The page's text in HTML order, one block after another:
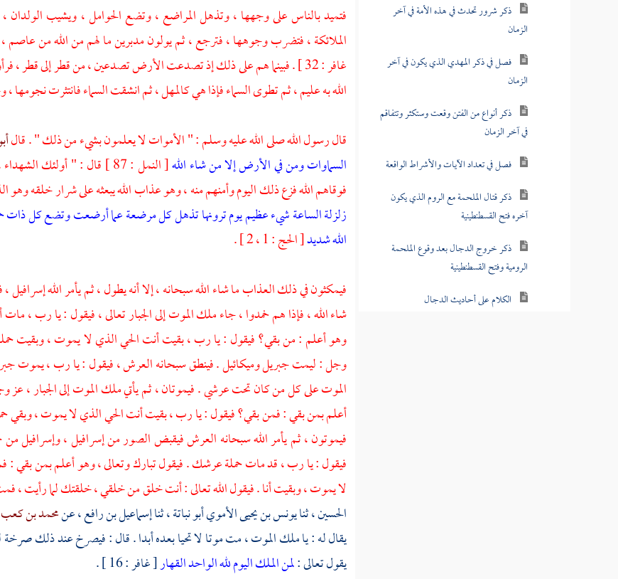
ذكر شرور تحدث في هذه الأمة في آخر
الزمان
فصل في ذكر المهدي الذي يكون في آخر
الزمان
ذكر أنواع من الفتن وقعت وستكثر وتتفاقم
في آخر الزمان
فصل في تعداد الآيات والأشراط الواقعة
ذكر قتال الملحمة مع الروم الذي يكون
آخره فتح القسطنطينية
ذكر خروج الدجال بعد وقوع الملحمة
الرومية وفتح القسطنطينية
الكلام على أحاديث الدجال
فتميد بالناس على وجهها ، وتذهل المراضع ، وتضع الحوامل ، ويشيب الولدان ،
الملائكة ، فتضرب وجوهها ، فترجع ، ثم يولون مدبرين ما لهم من الله من عاصم
غافر : 32 ] . فبينما هم على ذلك إذ تصدعت الأرض تصدعين ، من قطر إلى قطر ،
الله به عليم ، ثم تطوى السماء فإذا هي كالمهل ، ثم انشقت السماء فانتثرت
قال رسول الله صلى الله عليه وسلم : " الأموات لا يعلمون بشيء من ذلك " . قال
السماوات ومن في الأرض إلا من شاء الله[ النمل : 87 ] قال : " أولئك الشهداء ، إنما
فوقاهم الله فزع ذلك اليوم وأمنهم منه ، وهو عذاب الله يبعثه على شرار خلقه وهو
زلزلة الساعة شيء عظيم يوم ترونها تذهل كل مرضعة عما أرضعت وتضع كل
الله شديد[ الحج : 1 ، 2 ] .
فيمكثون في ذلك العذاب ما شاء الله سبحانه ، إلا أنه يطول ، ثم يأمر اللهإسرافيل ،
شاء الله ، فإذا هم خمدوا ، جاء ملك الموت إلى الجبار تعالى ، فيقول : يا رب ،
وهو أعلم : من بقي؟ فيقول : يا رب ، بقيت أنت الحي الذي لا يموت ، وبقيت
وجل : ليمتجبريلوميكائيل. فينطق سبحانه العرش ، فيقول : يا رب ، يموت
الموت على كل من كان تحت عرشي . فيموتان ، ثم يأتي ملك الموت إلى الجبار ،
أعلم بمن بقي : فمن بقي؟ فيقول : يا رب ، بقيت أنت الحي الذي لا يموت ، وبقي
فيموتون ، ثم يأمر الله سبحانه العرش فيقبض الصور من إسرافيل ، وإسرافيل
فيقول : يا رب ، قد مات حملة عرشك . فيقول تبارك وتعالى ، وهو أعلم بمن بقي
لا يموت ، وبقيت أنا . فيقول الله تعالى : أنت خلق من خلقي ، خلقتك لما رأيت ،
الحسين ،ثنايونس بن يحيى الأموي أبو نباتة ،ثناإسماعيل بن رافع ،عنمحمد بن
يقال له : يا ملك الموت ، مت موتا لا تحيا بعده أبدا . قال : فيصرخ عند ذلك
يقول تعالى :لمن الملك اليوم لله الواحد القهار[ غافر : 16 ] .